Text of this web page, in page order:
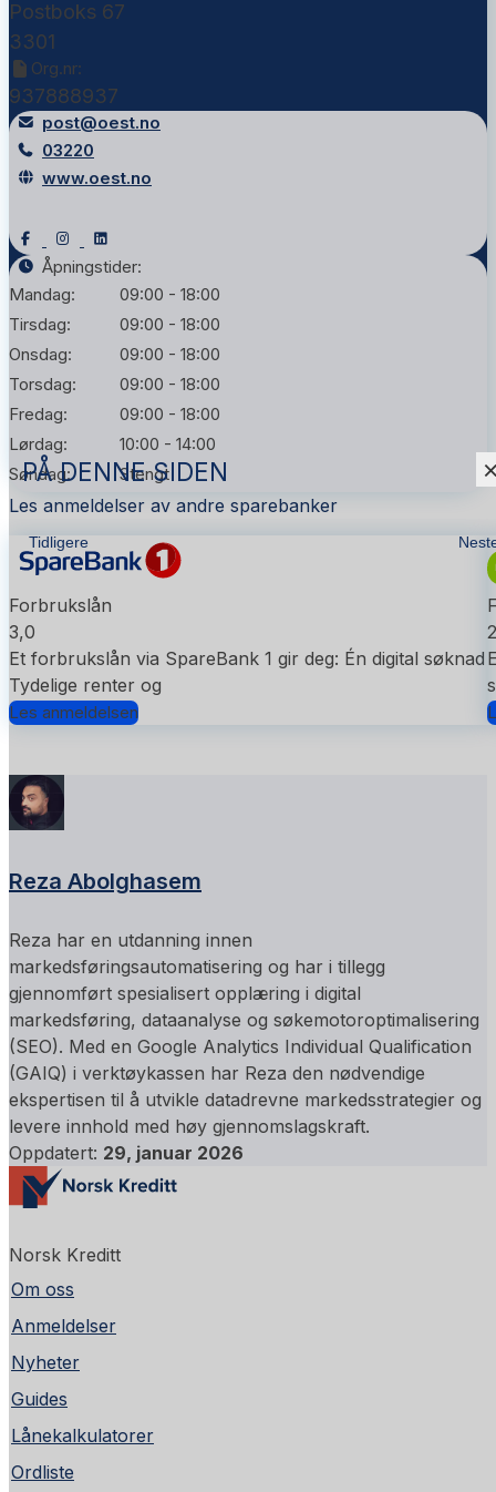
PÅ DENNE SIDEN
Tidligere
Postboks 67
3301
Org.nr:
937888937
post@oest.no
03220
www.oest.no
Åpningstider:
Mandag:
09:00 - 18:00
Tirsdag:
09:00 - 18:00
Onsdag:
09:00 - 18:00
Torsdag:
09:00 - 18:00
Fredag:
09:00 - 18:00
Lørdag:
10:00 - 14:00
Søndag:
Stengt
Les anmeldelser av andre sparebanker
Forbrukslån
3,0
Et forbrukslån via SpareBank 1 gir deg: Én digital søknad
Tydelige renter og
Les anmeldelsen
Reza Abolghasem
Reza har en utdanning innen
markedsføringsautomatisering og har i tillegg
gjennomført spesialisert opplæring i digital
markedsføring, dataanalyse og søkemotoroptimalisering
(SEO). Med en Google Analytics Individual Qualification
(GAIQ) i verktøykassen har Reza den nødvendige
ekspertisen til å utvikle datadrevne markedsstrategier og
levere innhold med høy gjennomslagskraft.
Oppdatert: 29, januar 2026
Norsk Kreditt
Om oss
Anmeldelser
Nyheter
Guides
Lånekalkulatorer
Ordliste